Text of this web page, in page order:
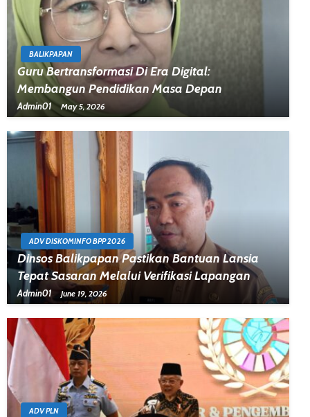
BALIKPAPAN
Guru Bertransformasi Di Era Digital:
Membangun Pendidikan Masa Depan
Admin01 May 5, 2026
ADV DISKOMINFO BPP 2026
Dinsos Balikpapan Pastikan Bantuan Lansia
Tepat Sasaran Melalui Verifikasi Lapangan
Admin01 June 19, 2026
ADV PLN